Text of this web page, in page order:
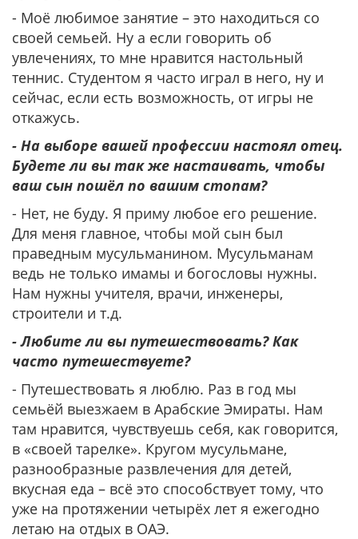
- Моё любимое занятие – это находиться со
своей семьей. Ну а если говорить об
увлечениях, то мне нравится настольный
теннис. Студентом я часто играл в него, ну и
сейчас, если есть возможность, от игры не
откажусь.
- На выборе вашей профессии настоял отец.
Будете ли вы так же настаивать, чтобы
ваш сын пошёл по вашим стопам?
- Нет, не буду. Я приму любое его решение.
Для меня главное, чтобы мой сын был
праведным мусульманином. Мусульманам
ведь не только имамы и богословы нужны.
Нам нужны учителя, врачи, инженеры,
строители и т.д.
- Любите ли вы путешествовать? Как
часто путешествуете?
- Путешествовать я люблю. Раз в год мы
семьёй выезжаем в Арабские Эмираты. Нам
там нравится, чувствуешь себя, как говорится,
в «своей тарелке». Кругом мусульмане,
разнообразные развлечения для детей,
вкусная еда – всё это способствует тому, что
уже на протяжении четырёх лет я ежегодно
летаю на отдых в ОАЭ.